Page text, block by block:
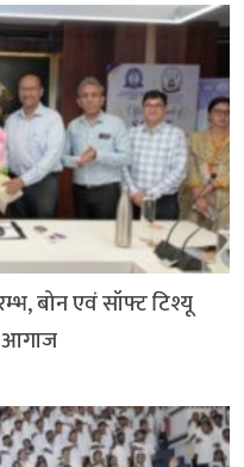
बोन एवं सॉफ्ट टिश्यू
आगाज